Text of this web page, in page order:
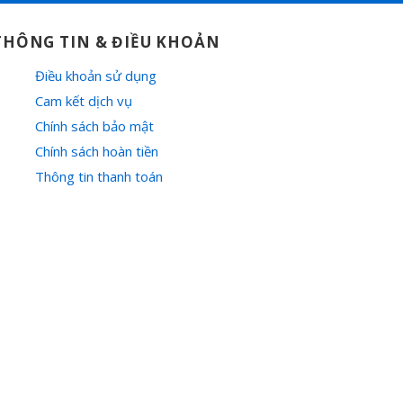
TIN & ĐIỀU KHOẢN
Điều khoản sử dụng
Cam kết dịch vụ
Chính sách bảo mật
Chính sách hoàn tiền
Thông tin thanh toán